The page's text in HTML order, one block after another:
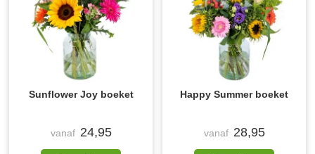
Sunflower Joy boeket
vanaf 24,95
Happy Summer boeket
vanaf 28,95